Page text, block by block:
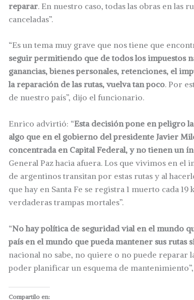
reparar. En nuestro caso, todas las obras en las
canceladas”.
“Es un tema muy grave que nos tiene que
seguir permitiendo que de todos los impuestos
ganancias, bienes personales, retenciones, el
la reparación de las rutas, vuelva tan poco. Por
de nuestro país”, dijo el funcionario.
Enrico advirtió: “Esta decisión pone en peligro
algo que en el gobierno del presidente Javier
concentrada en Capital Federal, y no tienen un
General Paz hacia afuera. Los que vivimos en
de argentinos transitan por estas rutas y al
que hay en Santa Fe se registra 1 muerto cada
verdaderas trampas mortales”.
“No hay política de seguridad vial en el mundo
país en el mundo que pueda mantener sus rutas
nacional no sabe, no quiere o no puede reparar
poder planificar un esquema de
Compartilo en: